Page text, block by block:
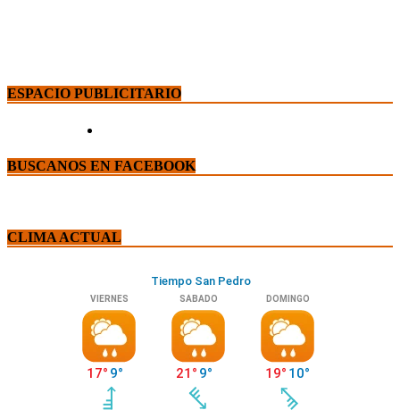
ESPACIO PUBLICITARIO
BUSCANOS EN FACEBOOK
CLIMA ACTUAL